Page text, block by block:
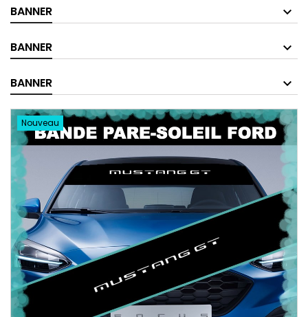
BANNER
BANNER
BANNER
Nouveau